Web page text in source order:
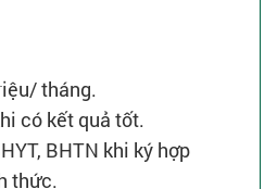
tháng.
có kết quả tốt.
BHTN khi ký hợp
thức.